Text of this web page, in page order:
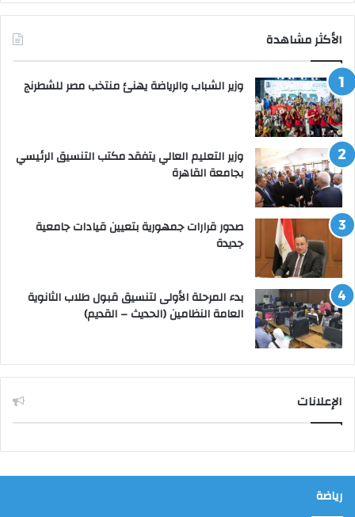
الأكثر مشاهدة
وزير الشباب والرياضة يهنئ منتخب مصر للشطرنج
وزير التعليم العالي يتفقد مكتب التنسيق الرئيسي
بجامعة القاهرة
صدور قرارات جمهورية بتعيين قيادات جامعية
جديدة
بدء المرحلة الأولى لتنسيق قبول طلاب الثانوية
العامة النظامين (الحديث – القديم)
الإعلانات
رياضة